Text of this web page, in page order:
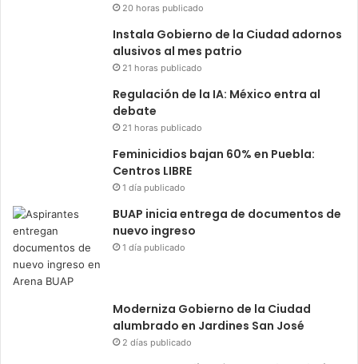
20 horas publicado
Instala Gobierno de la Ciudad adornos
alusivos al mes patrio
21 horas publicado
Regulación de la IA: México entra al
debate
21 horas publicado
Feminicidios bajan 60% en Puebla:
Centros LIBRE
1 día publicado
BUAP inicia entrega de documentos de
nuevo ingreso
1 día publicado
Moderniza Gobierno de la Ciudad
alumbrado en Jardines San José
2 días publicado